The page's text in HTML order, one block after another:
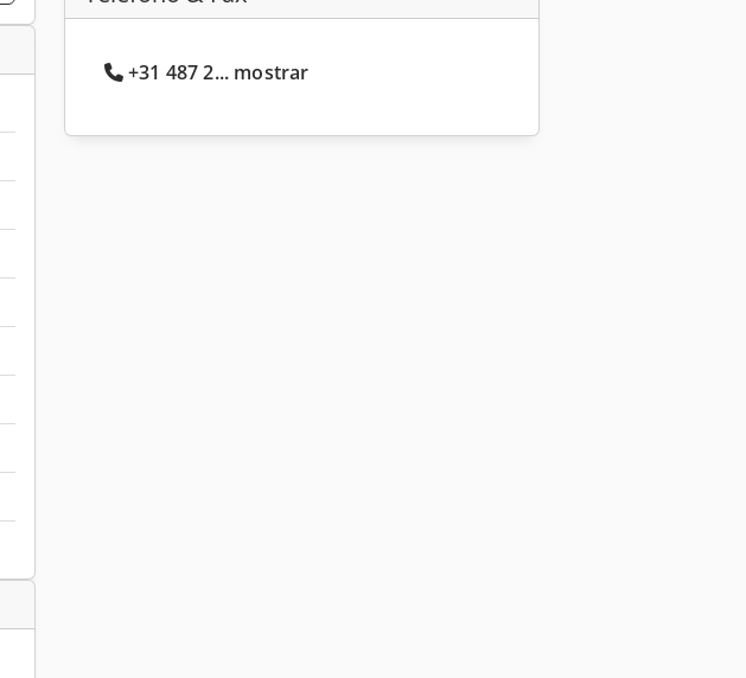
+31 487 2... mostrar